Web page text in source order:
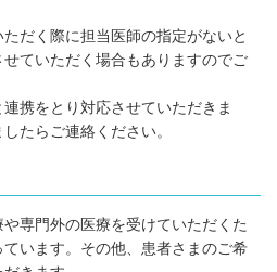
だく際に担当医師の指定がないと
ていただく場合もありますのでご
携をとり対応させていただきま
たらご連絡ください。
専門外の医療を受けていただくた
います。その他、患者さまのご希